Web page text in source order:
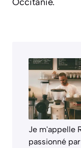
Je m'appelle
passionné